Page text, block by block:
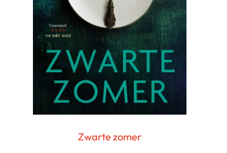
Zwarte zomer